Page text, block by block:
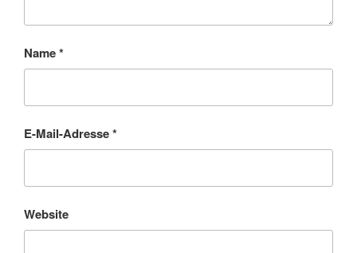
Name*
E-Mail-Adresse*
Website